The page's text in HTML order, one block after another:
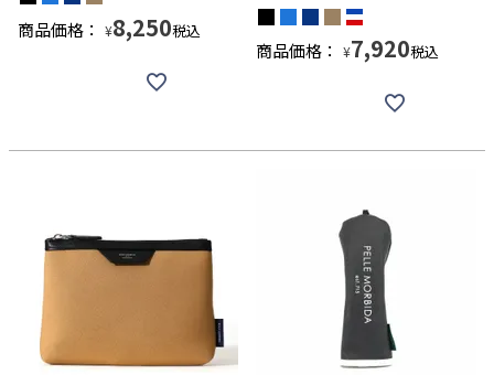
商品価格： ¥8,250税込
商品価格： ¥7,920税込